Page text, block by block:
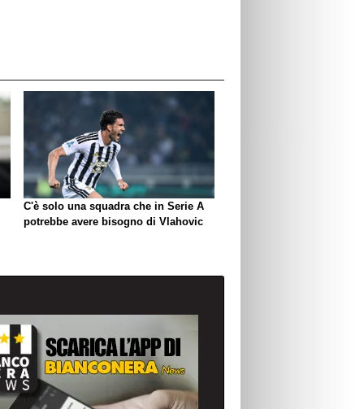
C'è solo una squadra che in Serie A
potrebbe avere bisogno di Vlahovic